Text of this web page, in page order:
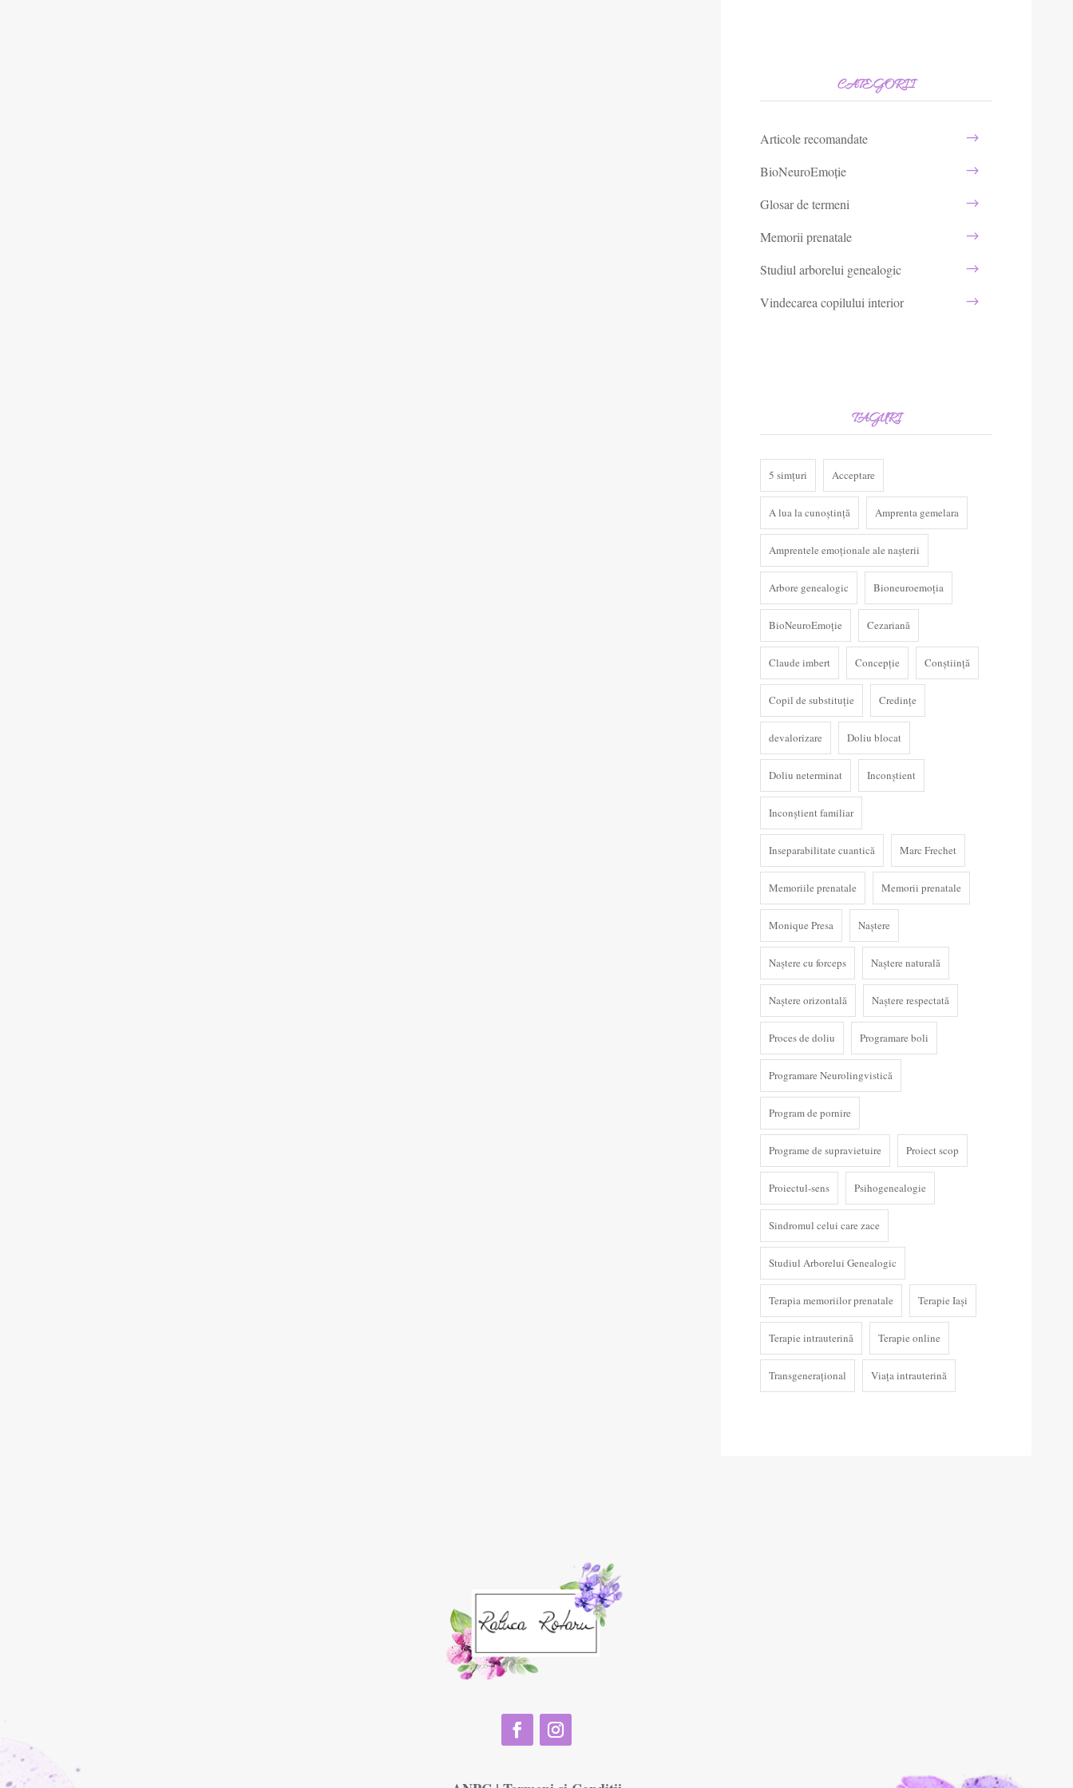
CATEGORII
Articole recomandate
BioNeuroEmoție
Glosar de termeni
Memorii prenatale
Studiul arborelui genealogic
Vindecarea copilului interior
TAGURI
5 simțuri Acceptare
A lua la cunoștință Amprenta gemelara
Amprentele emoționale ale nașterii
Arbore genealogic Bioneuroemoția
BioNeuroEmoție Cezariană
Claude imbert Concepție Conștiință
Copil de substituție Credințe
devalorizare Doliu blocat
Doliu neterminat Inconștient
Inconștient familiar
Inseparabilitate cuantică Marc Frechet
Memoriile prenatale Memorii prenatale
Monique Presa Naștere
Naștere cu forceps Naștere naturală
Naștere orizontală Naștere respectată
Proces de doliu Programare boli
Programare Neurolingvistică
Program de pornire
Programe de supravietuire Proiect scop
Proiectul-sens Psihogenealogie
Sindromul celui care zace
Studiul Arborelui Genealogic
Terapia memoriilor prenatale Terapie Iași
Terapie intrauterină Terapie online
Transgenerațional Viața intrauterină